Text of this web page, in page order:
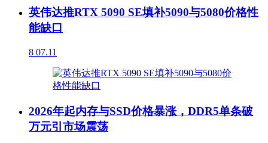
英伟达推RTX 5090 SE填补5090与5080价格性
能缺口
8 07.11
2026年起内存与SSD价格暴涨，DDR5单条破
万元引市场震荡